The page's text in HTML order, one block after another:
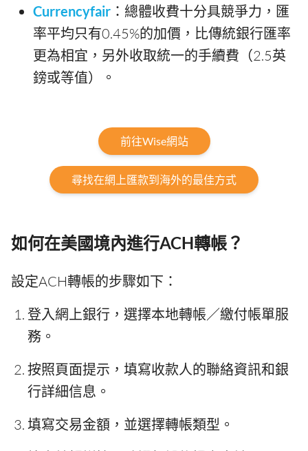
Currencyfair ：總體收費十分具競爭力，匯
率平均只有0.45%的加價，比傳統銀行匯率
更為相宜，另外收取統一的手續費（2.5英
鎊或等值）。
前往Wise網站
尋找在網上匯款到海外的最佳方式
如何在美國境內進行ACH轉帳？
設定ACH轉帳的步驟如下：
登入網上銀行，選擇本地轉帳／繳付帳單服
務。
按照頁面提示，填寫收款人的聯絡資訊和銀
行詳細信息。
填寫交易金額，並選擇轉帳類型。